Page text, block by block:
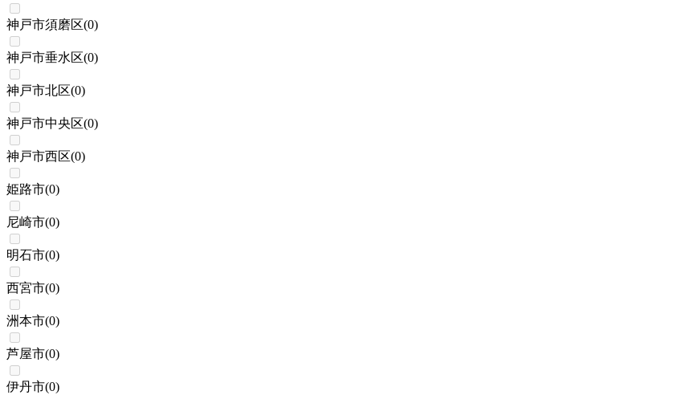
神戸市須磨区(0)
神戸市垂水区(0)
神戸市北区(0)
神戸市中央区(0)
神戸市西区(0)
姫路市(0)
尼崎市(0)
明石市(0)
西宮市(0)
洲本市(0)
芦屋市(0)
伊丹市(0)